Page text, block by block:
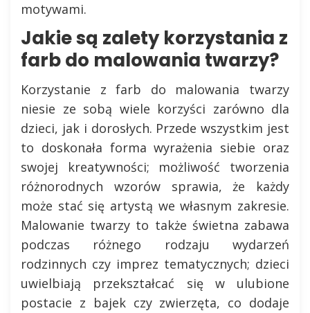
motywami.
Jakie są zalety korzystania z
farb do malowania twarzy?
Korzystanie z farb do malowania twarzy
niesie ze sobą wiele korzyści zarówno dla
dzieci, jak i dorosłych. Przede wszystkim jest
to doskonała forma wyrażenia siebie oraz
swojej kreatywności; możliwość tworzenia
różnorodnych wzorów sprawia, że każdy
może stać się artystą we własnym zakresie.
Malowanie twarzy to także świetna zabawa
podczas różnego rodzaju wydarzeń
rodzinnych czy imprez tematycznych; dzieci
uwielbiają przekształcać się w ulubione
postacie z bajek czy zwierzęta, co dodaje